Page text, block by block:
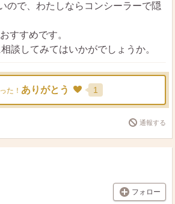
ので、わたしならコンシーラーで隠
すすめです。
談してみてはいかがでしょうか。
た！ ありがとう 1
通報する
フォロー